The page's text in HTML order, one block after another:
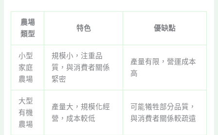
農場
類型
特色 優缺點
小型
家庭
農場
規模小，注重品
質，與消費者關係
緊密
產量有限，營運成本
高
大型
有機
農場
產量大，規模化經
營，成本較低
可能犧牲部分品質，
與消費者關係較疏遠